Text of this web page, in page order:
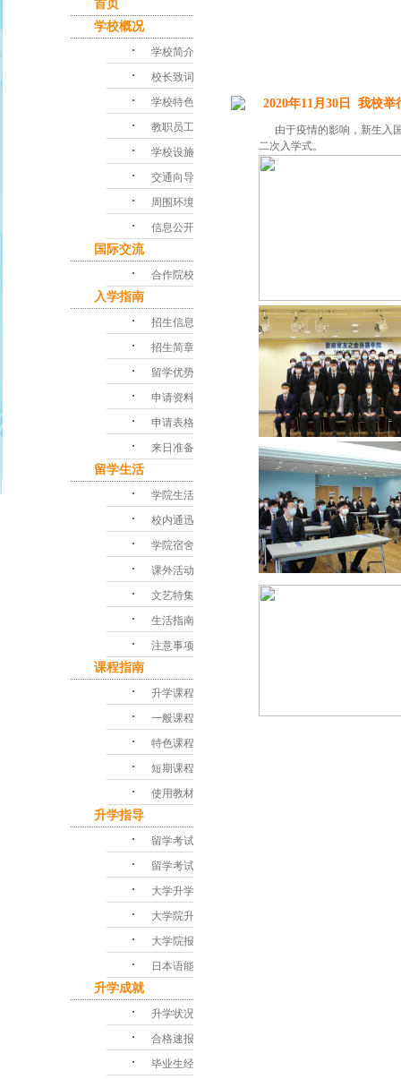
2020年11月30日 我校举
由于疫情的影响，新生入国
二次入学式。
首页
学校概况
･ 学校简介
･ 校长致词
･ 学校特色
･ 教职员工
･ 学校设施
･ 交通向导
･ 周围环境
･ 信息公开
国际交流
･ 合作院校
入学指南
･ 招生信息
･ 招生简章
･ 留学优势
･ 申请资料
･ 申请表格
･ 来日准备
留学生活
･ 学院生活
･ 校内通迅
･ 学院宿舍
･ 课外活动
･ 文艺特集
･ 生活指南
･ 注意事项
课程指南
･ 升学课程
･ 一般课程
･ 特色课程
･ 短期课程
･ 使用教材
升学指导
･ 留学考试对策
･ 留学考试问答
･ 大学升学指导
･ 大学院升学课程
･ 大学院报考指南
･ 日本语能力考试
升学成就
･ 升学状况
･ 合格速报
･ 毕业生经验谈